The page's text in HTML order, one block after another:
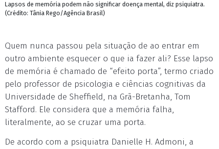
Lapsos de memória podem não significar doença mental, diz psiquiatra.
(Crédito: Tânia Rego/Agência Brasil)
Quem nunca passou pela situação de ao entrar em
outro ambiente esquecer o que ia fazer ali? Esse lapso
de memória é chamado de “efeito porta”, termo criado
pelo professor de psicologia e ciências cognitivas da
Universidade de Sheffield, na Grã-Bretanha, Tom
Stafford. Ele considera que a memória falha,
literalmente, ao se cruzar uma porta.
De acordo com a psiquiatra Danielle H. Admoni, a